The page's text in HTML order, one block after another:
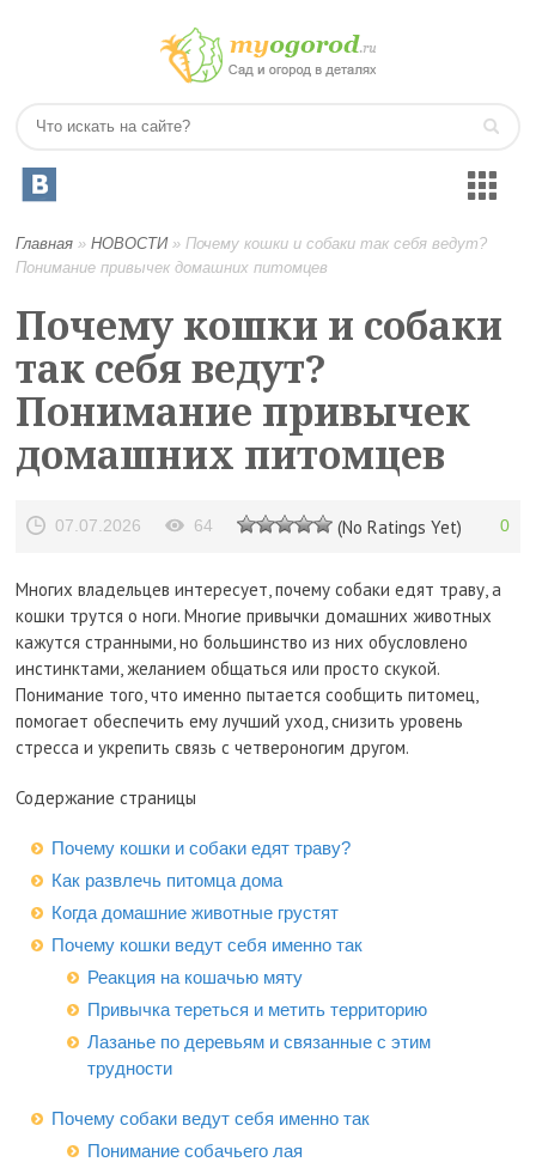
Главная »НОВОСТИ»Почему кошки и собаки так себя ведут?
Понимание привычек домашних питомцев
Почему кошки и собаки
так себя ведут?
Понимание привычек
домашних питомцев
07.07.2026 64 (No Ratings Yet) 0
Многих владельцев интересует, почему собаки едят траву, а
кошки трутся о ноги. Многие привычки домашних животных
кажутся странными, но большинство из них обусловлено
инстинктами, желанием общаться или просто скукой.
Понимание того, что именно пытается сообщить питомец,
помогает обеспечить ему лучший уход, снизить уровень
стресса и укрепить связь с четвероногим другом.
Содержание страницы
Почему кошки и собаки едят траву?
Как развлечь питомца дома
Когда домашние животные грустят
Почему кошки ведут себя именно так
Реакция на кошачью мяту
Привычка тереться и метить территорию
Лазанье по деревьям и связанные с этим
трудности
Почему собаки ведут себя именно так
Понимание собачьего лая